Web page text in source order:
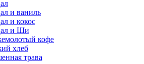
и ваниль
и кокос
и Ши
кофе
хлеб
трава